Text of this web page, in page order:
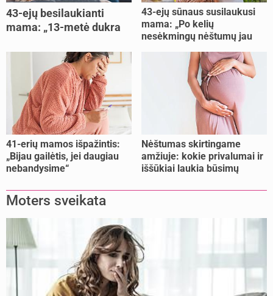
43-ejų besilaukianti
mama: „13-metė dukra
43-ejų sūnaus susilaukusi
mama: „Po kelių
nesėkmingų nėštumų jau
41-erių mamos išpažintis:
„Bijau gailėtis, jei daugiau
nebandysime“
Nėštumas skirtingame
amžiuje: kokie privalumai ir
iššūkiai laukia būsimų
Moters sveikata